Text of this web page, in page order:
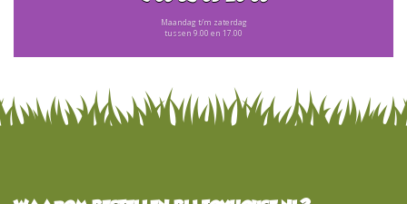
Maandag t/m zaterdag
tussen 9.00 en 17.00